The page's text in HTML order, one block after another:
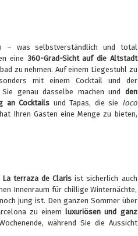
– was selbstverständlich und total
eine 360-Grad-Sicht auf die Altstadt
zu nehmen. Auf einem Liegestuhl zu
mit einem Cocktail und der
genau dasselbe machen und den
an Cocktails und Tapas, die sie loco
Ihren Gästen eine Menge zu bieten,
La terraza de Claris ist sicherlich auch
Innenraum für chillige Winternächte,
jung ist. Den ganzen Sommer über
zu einem
luxuriösen und ganz
während Sie die Aussicht